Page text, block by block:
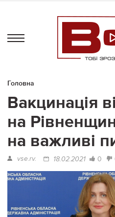
Головна
Вакцинація
на
на важливі
vse.rv. 18.02.2021 0